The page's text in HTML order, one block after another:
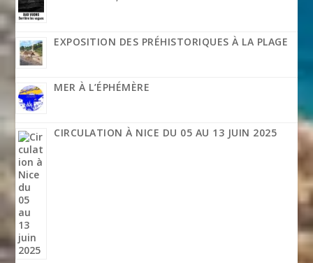
EXPOSITION DES PRÉHISTORIQUES À LA PLAGE
MER À L’ÉPHÉMÈRE
CIRCULATION À NICE DU 05 AU 13 JUIN 2025